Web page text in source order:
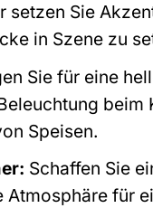
setzen Sie
in Szene zu
Sie für eine
beim
Speisen.
Schaffen Sie
Atmosphäre für